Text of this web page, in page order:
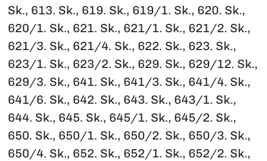
Sk., 613. Sk., 619. Sk., 619/1. Sk., 620. Sk.,
620/1. Sk., 621. Sk., 621/1. Sk., 621/2. Sk.,
621/3. Sk., 621/4. Sk., 622. Sk., 623. Sk.,
623/1. Sk., 623/2. Sk., 629. Sk., 629/12. Sk.,
629/3. Sk., 641. Sk., 641/3. Sk., 641/4. Sk.,
641/6. Sk., 642. Sk., 643. Sk., 643/1. Sk.,
644. Sk., 645. Sk., 645/1. Sk., 645/2. Sk.,
650. Sk., 650/1. Sk., 650/2. Sk., 650/3. Sk.,
650/4. Sk., 652. Sk., 652/1. Sk., 652/2. Sk.,